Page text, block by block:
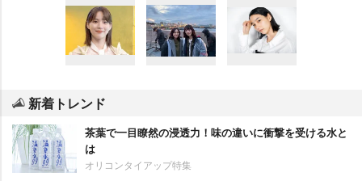
新着トレンド
茶葉で一目瞭然の浸透力！味の違いに衝撃を受ける水と
は
オリコンタイアップ特集